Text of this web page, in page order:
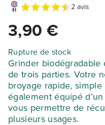
2 avis
3,90 €
Rupture de stock
Grinder
de trois parties. Votre
broyage rapide,
également équipé
vous permettre de
plusieurs usages.